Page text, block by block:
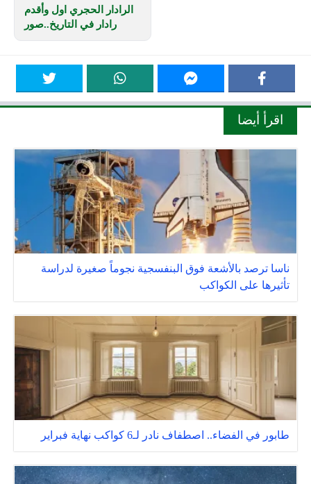
الرادار الحجري اول وأقدم
رادار في التاريخ..صور
اقرأ أيضا
ناسا ترصد بالأشعة فوق البنفسجية نجوماً صغيرة لدراسة
تأثيرها على الكواكب
طابور في الفضاء.. اصطفاف نادر لـ6 كواكب نهاية فبراير